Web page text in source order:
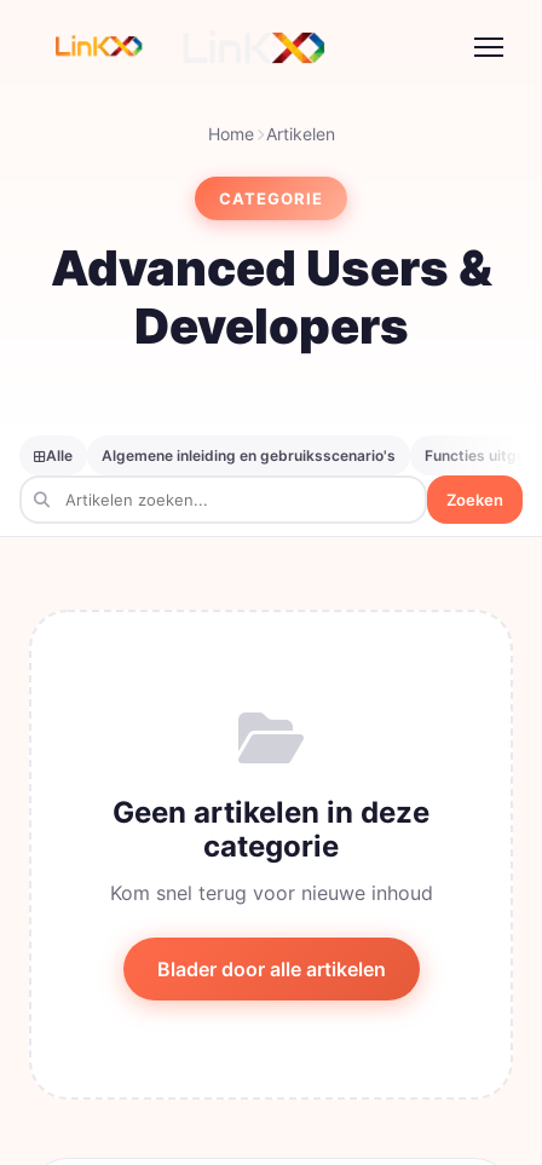
Home Artikelen
CATEGORIE
Advanced Users &
Developers
Alle Algemene inleiding en gebruiksscenario's Functies
Zoeken
Geen artikelen in deze
categorie
Kom snel terug voor nieuwe inhoud
Blader door alle artikelen